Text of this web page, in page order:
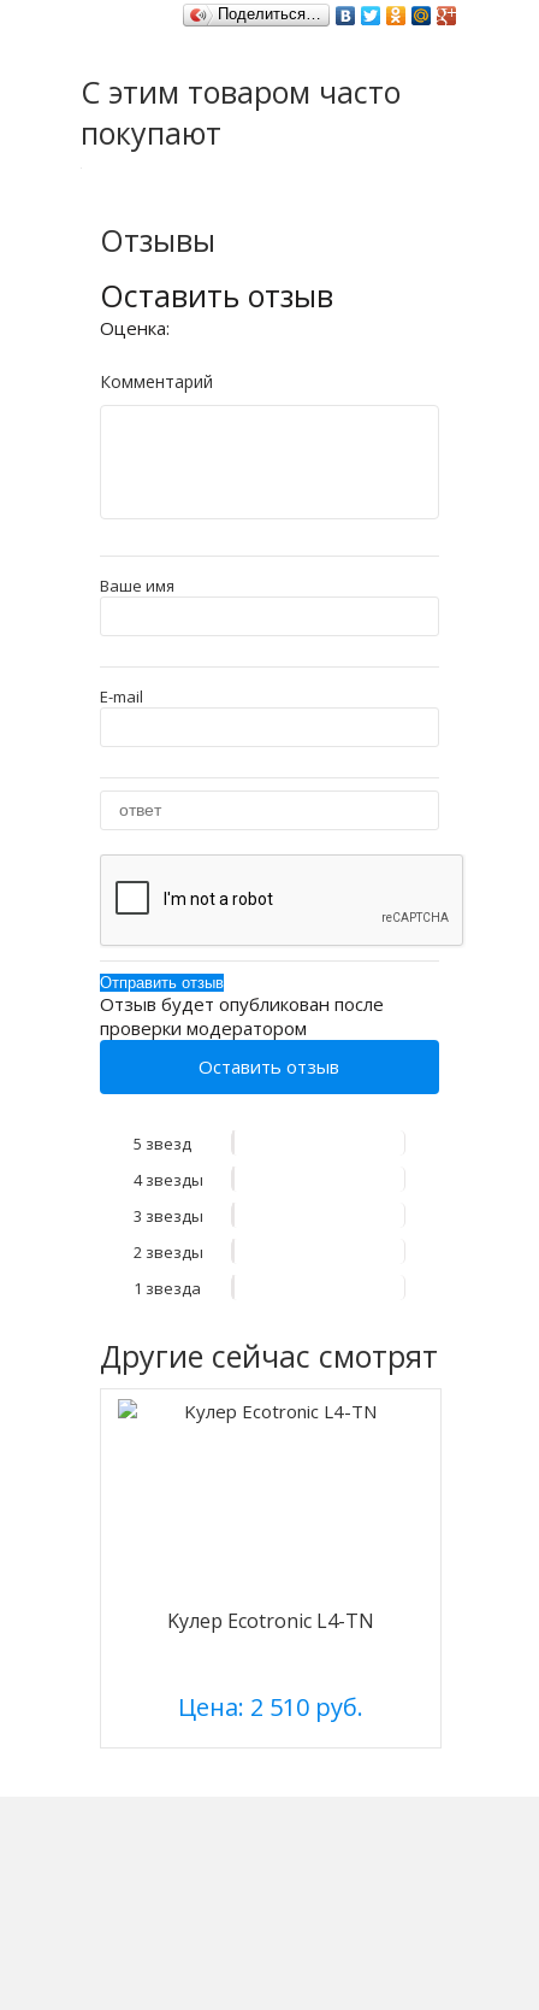
Поделиться…
С этим товаром часто
покупают
Отзывы
Оставить отзыв
Оценка:
Комментарий
Ваше имя
E-mail
Отзыв будет опубликован после
проверки модератором
Оставить отзыв
5 звезд
4 звезды
3 звезды
2 звезды
1 звезда
Другие сейчас смотрят
Kулер Ecotronic L4-TN
Цена: 2 510 руб.